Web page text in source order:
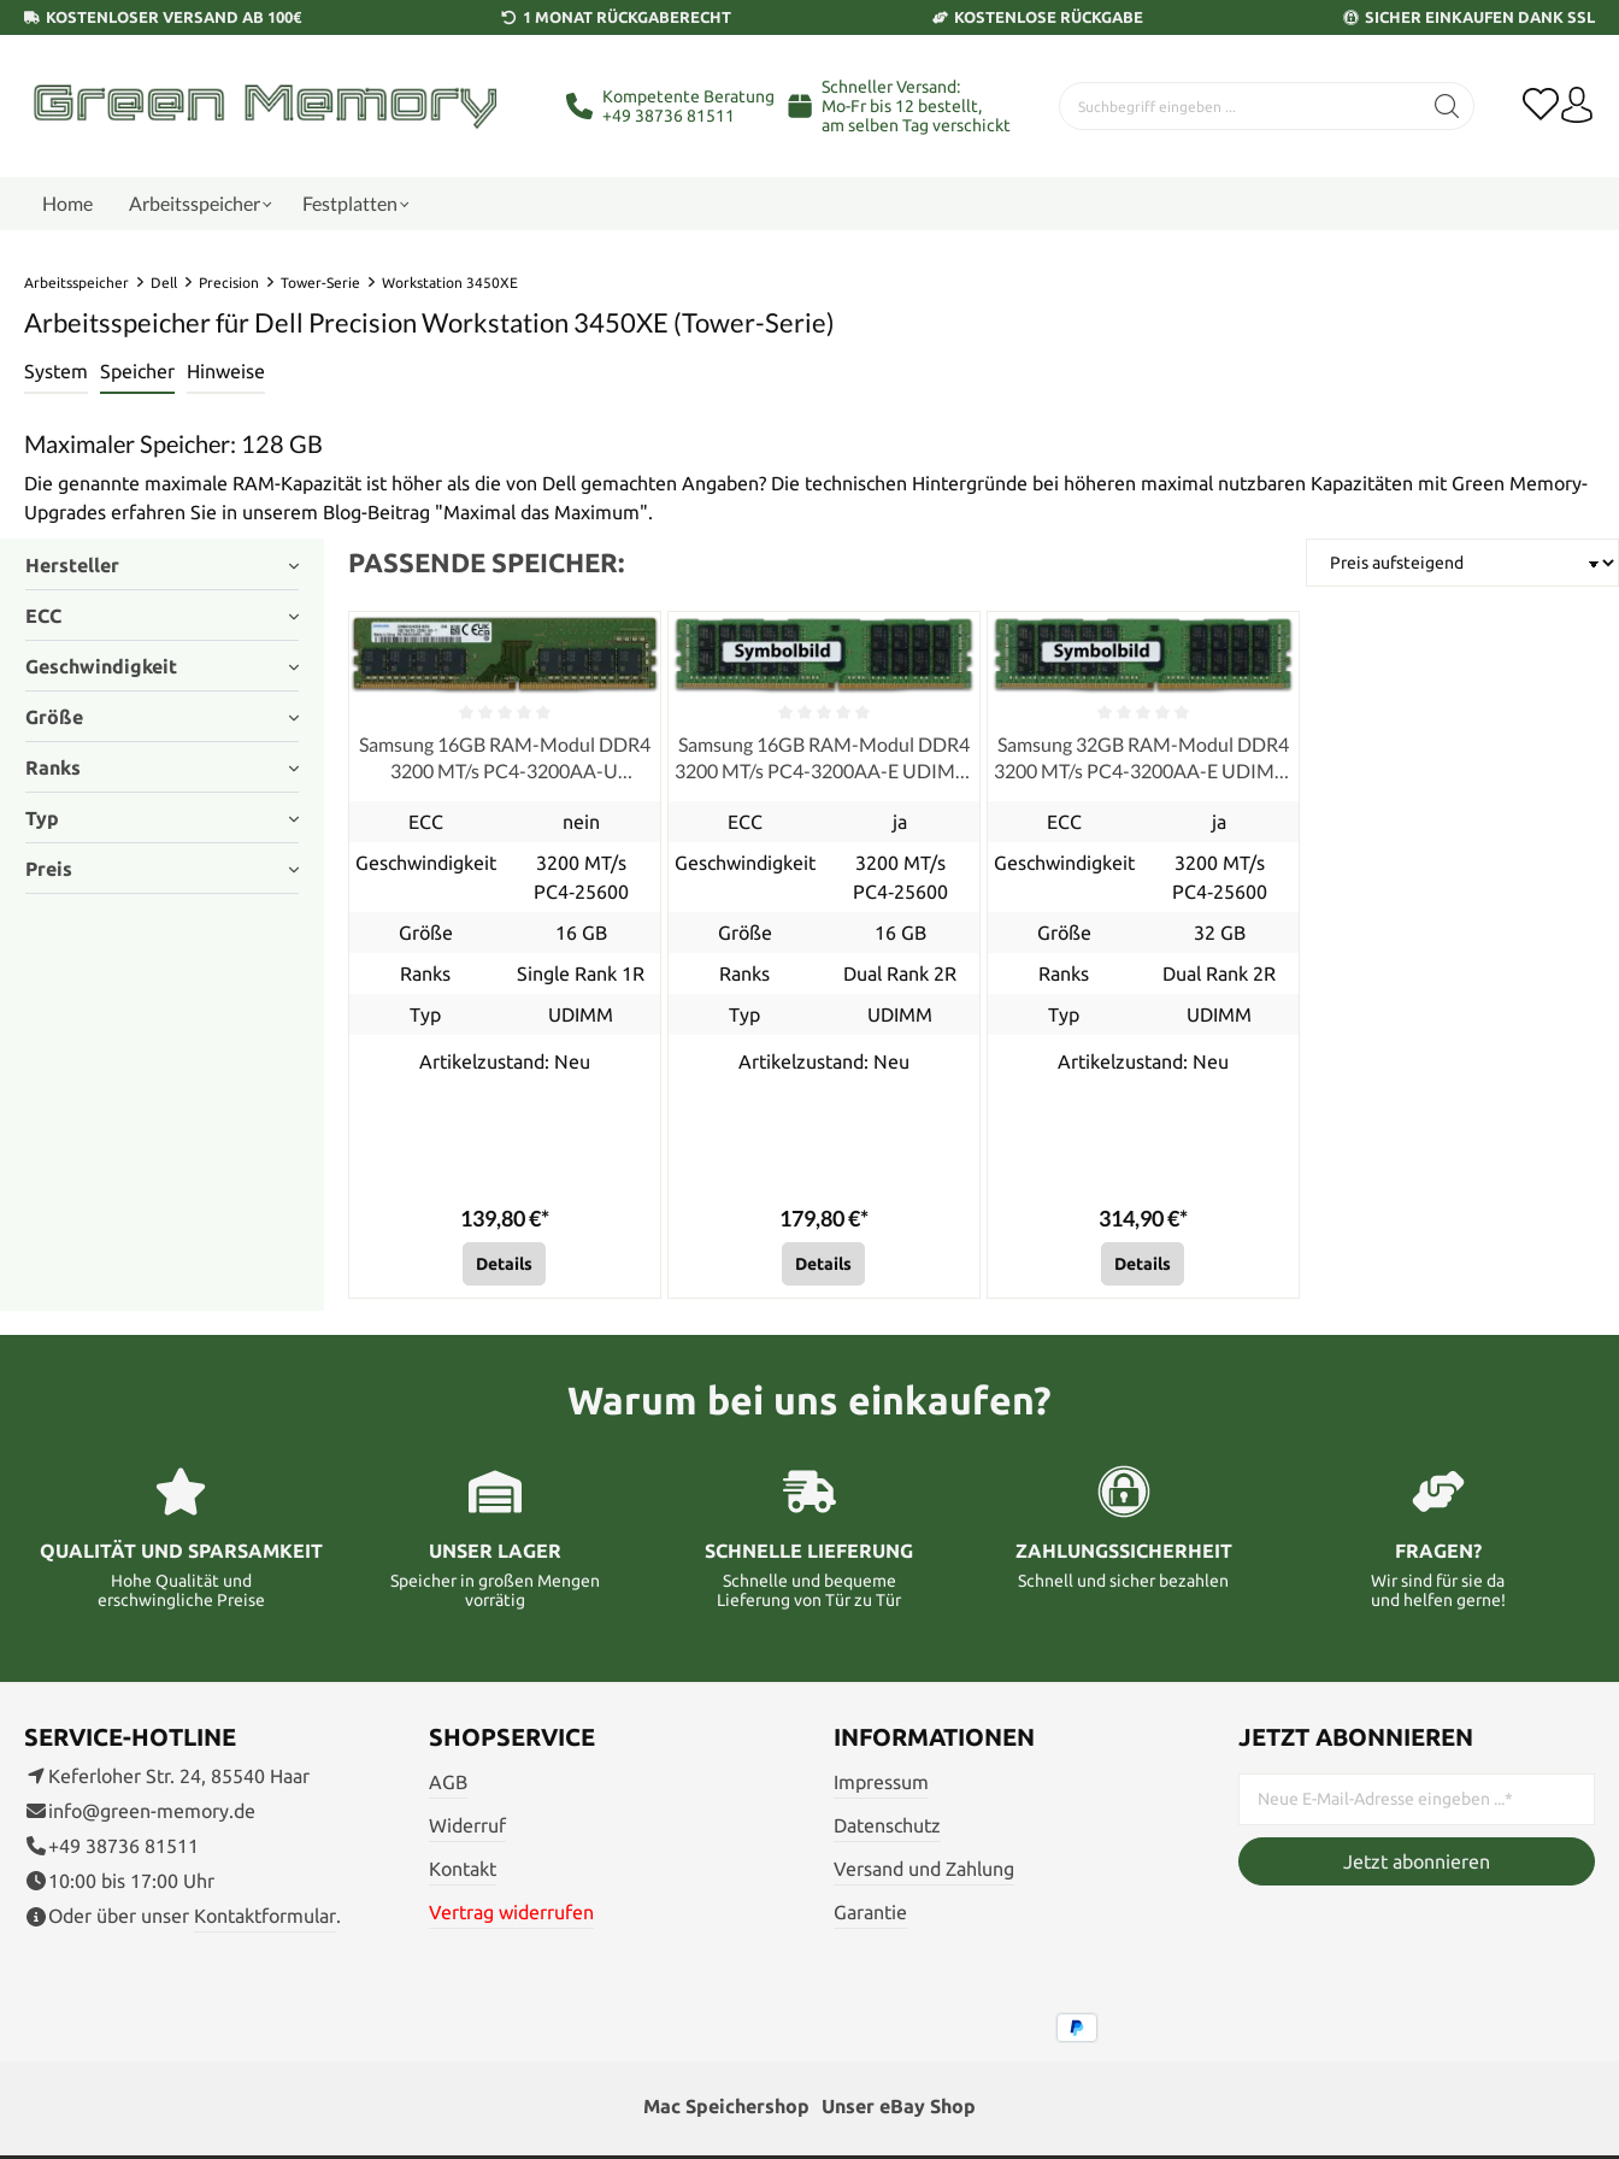
KOSTENLOSER VERSAND AB 100€ 1 MONAT RÜCKGABERECHT KOSTENLOSE RÜCKGABE SICHER EINKAUFEN DANK SSL
Kompetente Beratung
+49 38736 81511
Schneller Versand:
Mo-Fr bis 12 bestellt,
am selben Tag verschickt
Home Arbeitsspeicher Festplatten
Arbeitsspeicher Dell Precision Tower-Serie Workstation 3450XE
Arbeitsspeicher für Dell Precision Workstation 3450XE (Tower-Serie)
System Speicher Hinweise
Maximaler Speicher: 128 GB
Die genannte maximale RAM-Kapazität ist höher als die von Dell gemachten Angaben? Die technischen Hintergründe bei höheren maximal nutzbaren Kapazitäten mit Green Memory-
Upgrades erfahren Sie in unserem Blog-Beitrag "Maximal das Maximum".
Hersteller
ECC
Geschwindigkeit
Größe
Ranks
Typ
Preis
PASSENDE SPEICHER:
Samsung 16GB RAM-Modul DDR4
3200 MT/s PC4-3200AA-U
ECC
nein
Geschwindigkeit
3200 MT/s
PC4‑25600
Größe
16 GB
Ranks
Single Rank 1R
Typ
UDIMM
Artikelzustand: Neu
139,80 €*
Details
Samsung 16GB RAM-Modul DDR4
3200 MT/s PC4-3200AA-E UDIMM
ECC
ja
Geschwindigkeit
3200 MT/s
PC4‑25600
Größe
16 GB
Ranks
Dual Rank 2R
Typ
UDIMM
Artikelzustand: Neu
179,80 €*
Details
Samsung 32GB RAM-Modul DDR4
3200 MT/s PC4-3200AA-E UDIMM
ECC
ja
Geschwindigkeit
3200 MT/s
PC4‑25600
Größe
32 GB
Ranks
Dual Rank 2R
Typ
UDIMM
Artikelzustand: Neu
314,90 €*
Details
Warum bei uns einkaufen?
QUALITÄT UND SPARSAMKEIT
Hohe Qualität und
erschwingliche Preise
UNSER LAGER
Speicher in großen Mengen
vorrätig
SCHNELLE LIEFERUNG
Schnelle und bequeme
Lieferung von Tür zu Tür
ZAHLUNGSSICHERHEIT
Schnell und sicher bezahlen
FRAGEN?
Wir sind für sie da
und helfen gerne!
SERVICE-HOTLINE
Keferloher Str. 24, 85540 Haar
info@green-memory.de
+49 38736 81511
10:00 bis 17:00 Uhr
Oder über unser Kontaktformular.
SHOPSERVICE
AGB
Widerruf
Kontakt
Vertrag widerrufen
INFORMATIONEN
Impressum
Datenschutz
Versand und Zahlung
Garantie
JETZT ABONNIEREN
Jetzt abonnieren
Mac Speichershop Unser eBay Shop